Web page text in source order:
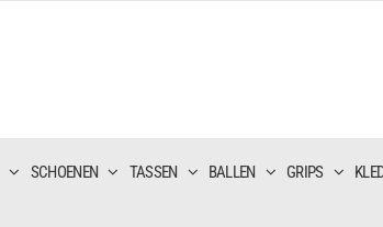
SCHOENEN TASSEN BALLEN GRIPS